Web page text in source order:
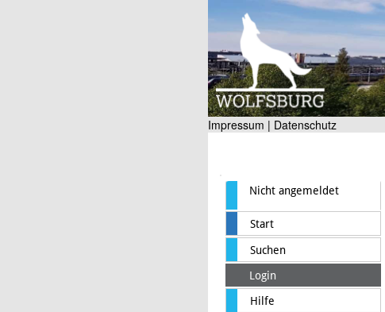
Impressum | Datenschutz
Nicht angemeldet
Start
Suchen
Login
Hilfe